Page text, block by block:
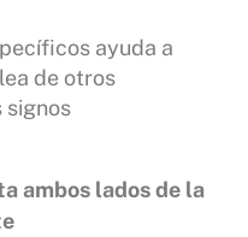
ayuda a
de otros
signos
ambos lados de la